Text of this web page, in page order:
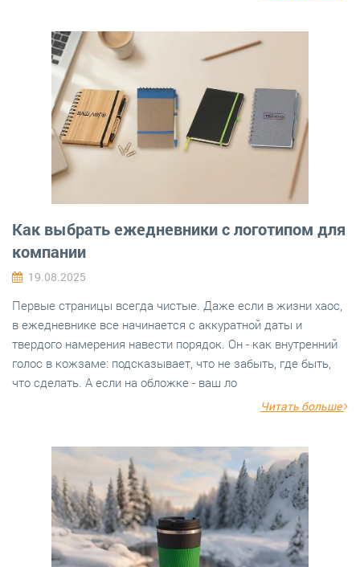
Как выбрать ежедневники с логотипом для
компании
19.08.2025
Первые страницы всегда чистые. Даже если в жизни хаос,
в ежедневнике все начинается с аккуратной даты и
твердого намерения навести порядок. Он - как внутренний
голос в кожзаме: подсказывает, что не забыть, где быть,
что сделать. А если на обложке - ваш ло
Читать больше